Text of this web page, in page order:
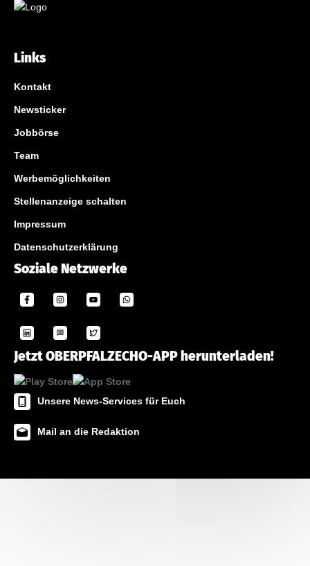
Links
Kontakt
Newsticker
Jobbörse
Team
Werbemöglichkeiten
Stellenanzeige schalten
Impressum
Datenschutzerklärung
Soziale Netzwerke
Jetzt OBERPFALZECHO-APP herunterladen!
Unsere News-Services für Euch
Mail an die Redaktion